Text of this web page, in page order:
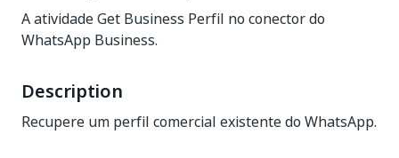
A atividade Get Business Perfil no conector do
WhatsApp Business.
Description
Recupere um perfil comercial existente do WhatsApp.